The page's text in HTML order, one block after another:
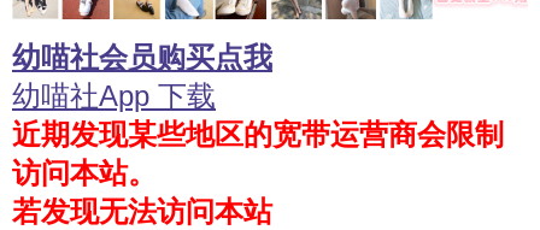
木花琳琳是勇者写真 木花琳琳是勇者视频
风之领域
喵写真
幼喵社会员购买点我
幼喵社App 下载
近期发现某些地区的宽带运营商会限制
访问本站。
若发现无法访问本站